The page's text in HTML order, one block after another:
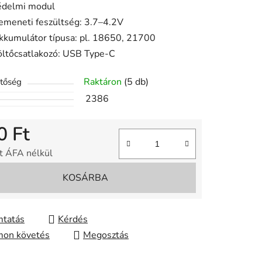
modul
feszültség: 3.7–4.2V
típusa: pl. 18650, 21700
USB Type-C
Raktáron (5 db)
2386
Ft
ÁFA nélkül
KOSÁRBA
Kérdés
követés
Megosztás